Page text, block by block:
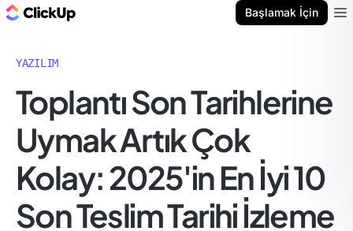
Başlamak İçin
YAZILIM
Toplantı Son Tarihlerine
Uymak Artık Çok
Kolay: 2025'in En İyi 10
Son Teslim Tarihi İzleme